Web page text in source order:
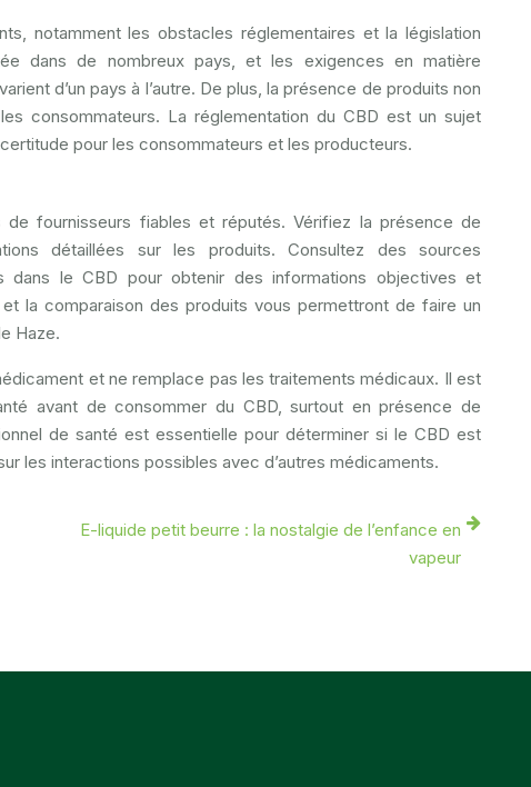
notamment les obstacles réglementaires et la législation
dans de nombreux pays, et les exigences en matière
d’un pays à l’autre. De plus, la présence de produits non
consommateurs. La réglementation du CBD est un sujet
pour les consommateurs et les producteurs.
fournisseurs fiables et réputés. Vérifiez la présence de
détaillées sur les produits. Consultez des sources
dans le CBD pour obtenir des informations objectives et
la comparaison des produits vous permettront de faire un
Haze.
et ne remplace pas les traitements médicaux. Il est
avant de consommer du CBD, surtout en présence de
de santé est essentielle pour déterminer si le CBD est
les interactions possibles avec d’autres médicaments.
E-liquide petit beurre : la nostalgie de l’enfance en
vapeur